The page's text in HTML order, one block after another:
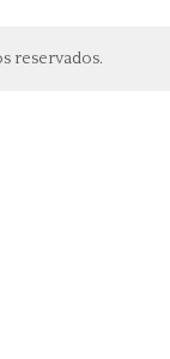
reservados.